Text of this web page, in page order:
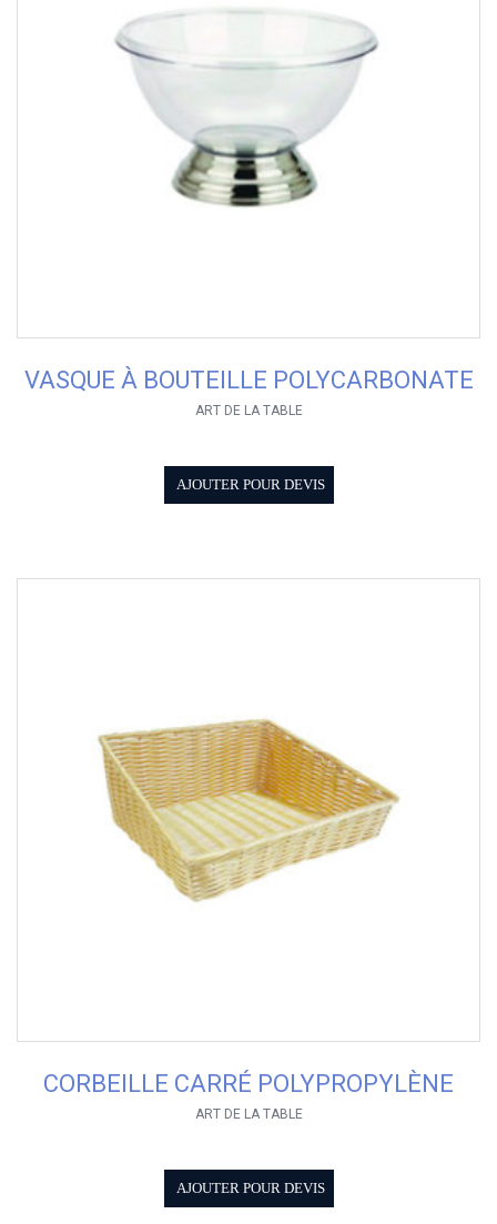
VASQUE À BOUTEILLE POLYCARBONATE
ART DE LA TABLE
AJOUTER POUR DEVIS
CORBEILLE CARRÉ POLYPROPYLÈNE
ART DE LA TABLE
AJOUTER POUR DEVIS